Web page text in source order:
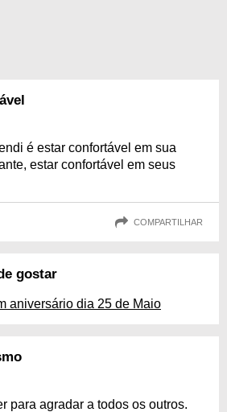
é estar confortável em sua
estar confortável em seus
COMPARTILHAR
gostar
aniversário dia 25 de Maio
para agradar a todos os outros.